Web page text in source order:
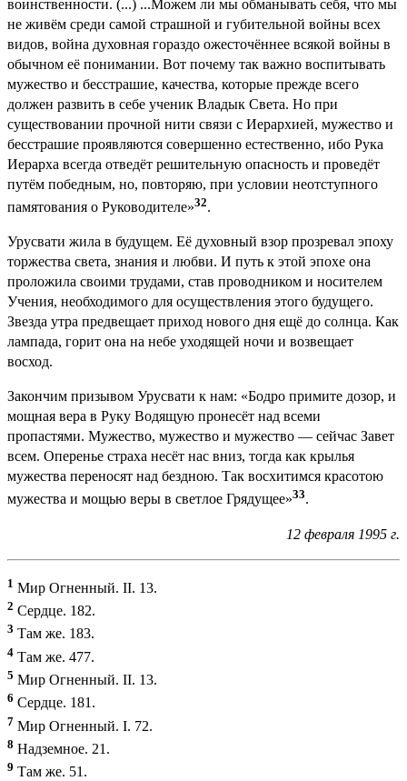
воинственности. (...) ...Можем ли мы обманывать себя, что мы
не живём среди самой страшной и губительной войны всех
видов, война духовная гораздо ожесточённее всякой войны в
обычном её понимании. Вот почему так важно воспитывать
мужество и бесстрашие, качества, которые прежде всего
должен развить в себе ученик Владык Света. Но при
существовании прочной нити связи с Иерархией, мужество и
бесстрашие проявляются совершенно естественно, ибо Рука
Иерарха всегда отведёт решительную опасность и проведёт
путём победным, но, повторяю, при условии неотступного
памятования о Руководителе»32.
Урусвати жила в будущем. Её духовный взор прозревал эпоху
торжества света, знания и любви. И путь к этой эпохе она
проложила своими трудами, став проводником и носителем
Учения, необходимого для осуществления этого будущего.
Звезда утра предвещает приход нового дня ещё до солнца. Как
лампада, горит она на небе уходящей ночи и возвещает
восход.
Закончим призывом Урусвати к нам: «Бодро примите дозор, и
мощная вера в Руку Водящую пронесёт над всеми
пропастями. Мужество, мужество и мужество — сейчас Завет
всем. Оперенье страха несёт нас вниз, тогда как крылья
мужества переносят над бездною. Так восхитимся красотою
мужества и мощью веры в светлое Грядущее»33.
12 февраля 1995 г.
1 Мир Огненный. II. 13.
2 Сердце. 182.
3 Там же. 183.
4 Там же. 477.
5 Мир Огненный. II. 13.
6 Сердце. 181.
7 Мир Огненный. I. 72.
8 Надземное. 21.
9 Там же. 51.